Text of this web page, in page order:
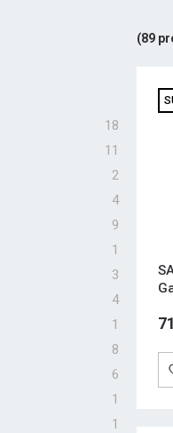
18
11
2
4
9
1
3
4
1
8
6
1
1
(89